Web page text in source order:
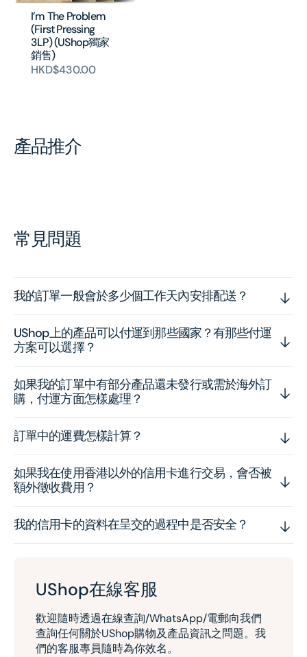
I’m The Problem
(First Pressing
3LP) (UShop獨家
銷售)
HKD$430.00
產品推介
常見問題
我的訂單一般會於多少個工作天內安排配送？
UShop上的產品可以付運到那些國家？有那些付運
方案可以選擇？
如果我的訂單中有部分產品還未發行或需於海外訂
購，付運方面怎樣處理？
訂單中的運費怎樣計算？
如果我在使用香港以外的信用卡進行交易，會否被
額外徵收費用？
我的信用卡的資料在呈交的過程中是否安全？
UShop在線客服
歡迎隨時透過在線查詢/WhatsApp/電郵向我們
查詢任何關於UShop購物及產品資訊之問題。我
們的客服專員隨時為你效名。